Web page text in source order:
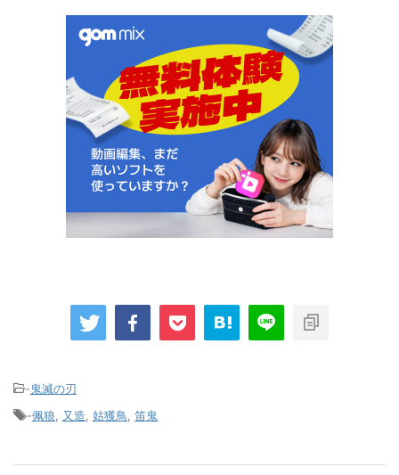
-鬼滅の刃
-佩狼 又造 姑獲鳥 笛鬼